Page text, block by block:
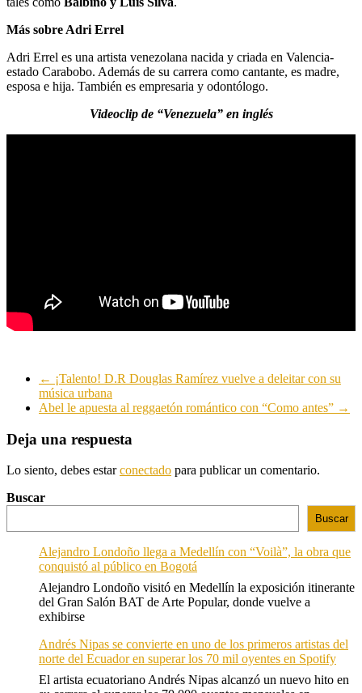
Más sobre Adri Errel
Adri Errel es una artista venezolana nacida y criada en Valencia-
estado Carabobo. Además de su carrera como cantante, es madre,
esposa e hija. También es empresaria y odontólogo.
Videoclip de “Venezuela” en inglés
← ¡Talento! D.R Douglas Ramírez vuelve a deleitar con su
música urbana
Abel le apuesta al reggaetón romántico con “Como antes” →
Deja una respuesta
Lo siento, debes estarconectado para publicar un comentario.
Buscar
Buscar
Alejandro Londoño llega a Medellín con “Voilà”, la obra que
conquistó al público en Bogotá
Alejandro Londoño visitó en Medellín la exposición itinerante
del Gran Salón BAT de Arte Popular, donde vuelve a
exhibirse
Andrés Nipas se convierte en uno de los primeros artistas del
norte del Ecuador en superar los 70 mil oyentes en Spotify
El artista ecuatoriano Andrés Nipas alcanzó un nuevo hito en